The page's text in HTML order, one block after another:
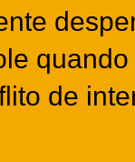
de